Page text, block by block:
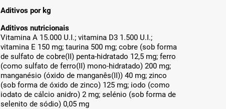
Aditivos por kg
Aditivos nutricionais
Vitamina A 15.000 U.I.; vitamina D3 1.500 U.I.;
vitamina E 150 mg; taurina 500 mg; cobre (sob forma
de sulfato de cobre(II) penta-hidratado 12,5 mg; ferro
(como sulfato de ferro(II) mono-hidratado) 200 mg;
manganésio (óxido de manganês(II)) 40 mg; zinco
(sob forma de óxido de zinco) 125 mg; iodo (como
iodato de cálcio anidro) 2 mg; selénio (sob forma de
selenito de sódio) 0,05 mg